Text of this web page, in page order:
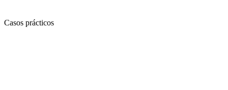
Casos prácticos